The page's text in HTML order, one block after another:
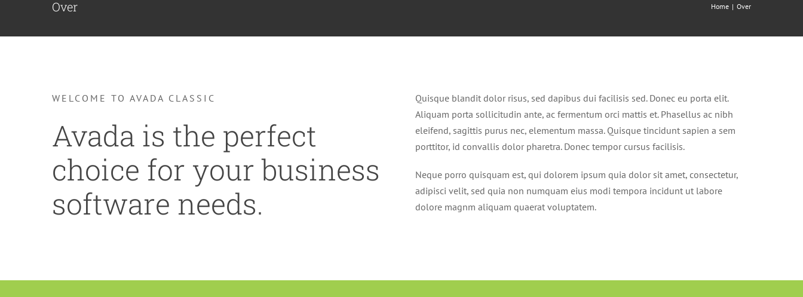
Over Home Over
WELCOME TO AVADA CLASSIC
Avada is the perfect
choice for your business
software needs.
Quisque blandit dolor risus, sed dapibus dui facilisis sed. Donec eu porta elit.
Aliquam porta sollicitudin ante, ac fermentum orci mattis et. Phasellus ac nibh
eleifend, sagittis purus nec, elementum massa. Quisque tincidunt sapien a sem
porttitor, id convallis dolor pharetra. Donec tempor cursus facilisis.
Neque porro quisquam est, qui dolorem ipsum quia dolor sit amet, consectetur,
adipisci velit, sed quia non numquam eius modi tempora incidunt ut labore
dolore magnm aliquam quaerat voluptatem.